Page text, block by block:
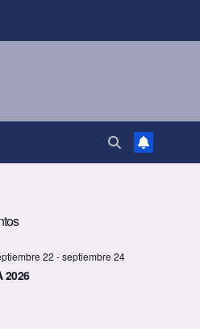
22 -septiembre 24
2026